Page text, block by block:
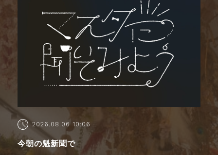
2026.08.06 10:06
今朝の魁新聞で